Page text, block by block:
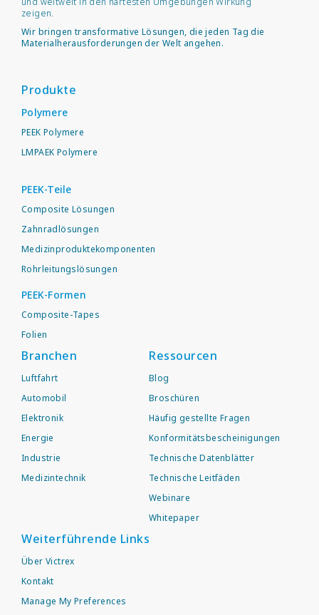
zeigen.
Wir bringen transformative Lösungen, die jeden Tag die
Materialherausforderungen der Welt angehen.
Produkte
Polymere
PEEK Polymere
LMPAEK Polymere
PEEK-Teile
Composite Lösungen
Zahnradlösungen
Medizinproduktekomponenten
Rohrleitungslösungen
PEEK-Formen
Composite-Tapes
Folien
Branchen
Luftfahrt
Automobil
Elektronik
Energie
Industrie
Medizintechnik
Ressourcen
Blog
Broschüren
Häufig gestellte Fragen
Konformitätsbescheinigungen
Technische Datenblätter
Technische Leitfäden
Webinare
Whitepaper
Weiterführende Links
Über Victrex
Kontakt
Manage My Preferences